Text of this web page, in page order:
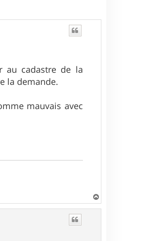
au cadastre de la
la demande.
mauvais avec
a